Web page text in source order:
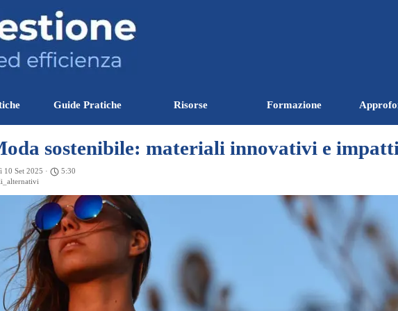
▼
Guide Pratiche ▼
Risorse ▼
Formazione
sostenibile: materiali innovativi e
10 Set 2025 ·
5:30